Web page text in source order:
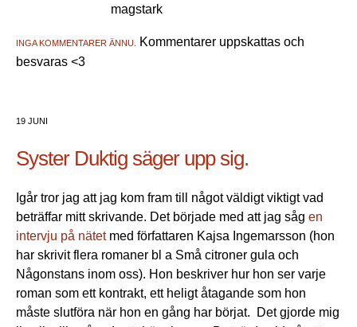
magstark
INGA KOMMENTARER ÄNNU.
Kommentarer uppskattas och
besvaras <3
19 JUNI
Syster Duktig säger upp sig.
Igår tror jag att jag kom fram till något väldigt viktigt vad
beträffar mitt skrivande. Det började med att jag såg en
intervju på nätetmed författaren Kajsa Ingemarsson (hon
har skrivit flera romaner bl a Små citroner gula och
Någonstans inom oss). Hon beskriver hur hon ser varje
roman som ett kontrakt, ett heligt åtagande som hon
måste slutföra när hon en gång har börjat. Det gjorde mig